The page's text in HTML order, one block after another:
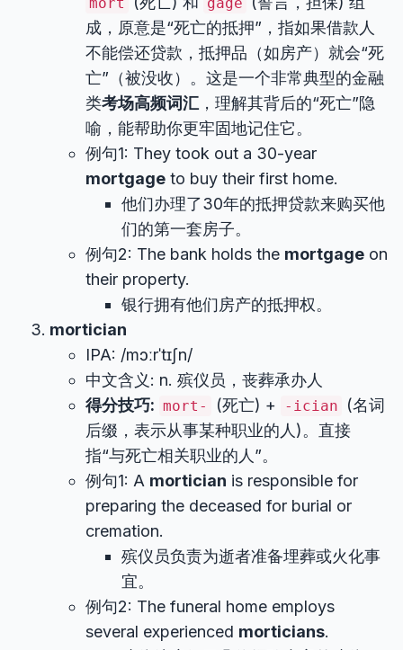
成，原意是“死亡的抵押”，指如果借款人
不能偿还贷款，抵押品（如房产）就会“死
亡”（被没收）。这是一个非常典型的金融
类考场高频词汇 ，理解其背后的“死亡”隐
喻，能帮助你更牢固地记住它。
例句1: They took out a 30-year
mortgage to buy their first home.
他们办理了30年的抵押贷款来购买他
们的第一套房子。
例句2: The bank holds the mortgage on
their property.
银行拥有他们房产的抵押权。
mortician
IPA: /mɔːrˈtɪʃn/
中文含义: n. 殡仪员，丧葬承办人
得分技巧: mort- (死亡) + -ician
(名词
后缀，表示从事某种职业的人)。直接
指“与死亡相关职业的人”。
例句1: A mortician is responsible for
preparing the deceased for burial or
cremation.
殡仪员负责为逝者准备埋葬或火化事
宜。
例句2: The funeral home employs
several experienced morticians.